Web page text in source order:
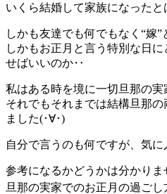
いくら結婚して家族になったと
しかも友達でも何でもなく“嫁”
しかもお正月と言う特別な日
せばいいのか‥
私はある時を境に一切旦那の
それでもそれまでは結構旦那
ました(･∀･)
自分で言うのも何ですが、気
参考になるかどうかは分かり